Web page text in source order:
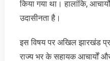
किया गया था। हालांकि,
उदासीनता है।
इस विषय पर अखिल झारखंड
राज्य भर के सहायक आचार्यों